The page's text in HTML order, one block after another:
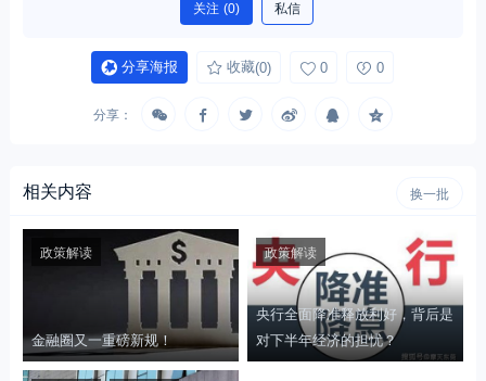
关注 (0) 私信
分享海报 收藏(0) 0 0
分享：
相关内容 换一批
金融圈又一重磅新规！
政策解读
央行全面降准释放利好，背后是
对下半年经济的担忧？
政策解读